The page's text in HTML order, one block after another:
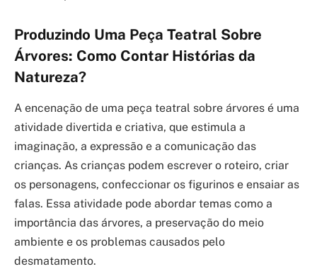
Produzindo Uma Peça Teatral Sobre
Árvores: Como Contar Histórias da
Natureza?
A encenação de uma peça teatral sobre árvores é uma
atividade divertida e criativa, que estimula a
imaginação, a expressão e a comunicação das
crianças. As crianças podem escrever o roteiro, criar
os personagens, confeccionar os figurinos e ensaiar as
falas. Essa atividade pode abordar temas como a
importância das árvores, a preservação do meio
ambiente e os problemas causados pelo
desmatamento.